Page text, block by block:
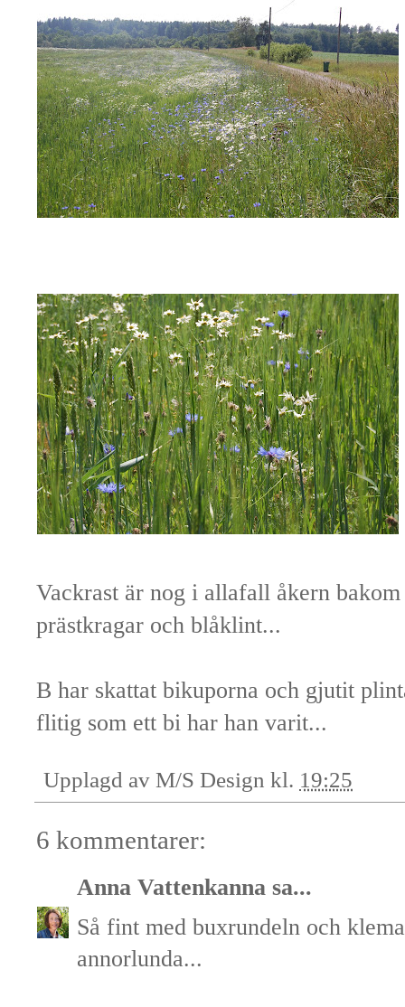
Vackrast är nog i allafall åkern
prästkragar och blåklint...
B har skattat bikuporna och gjutit
flitig som ett bi har han varit...
Upplagd av M/S Design kl. 19:25
6 kommentarer:
Anna Vattenkanna sa...
Så fint med buxrundeln och
annorlunda...